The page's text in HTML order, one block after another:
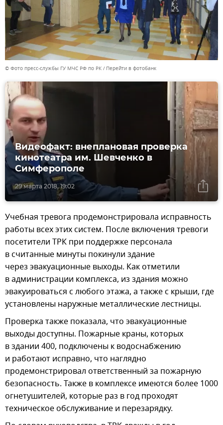
© Фото пресс-службы ГУ МЧС РФ по РК Перейти в фотобанк
29 марта 2018, 19:02
Видеофакт: внеплановая проверка
кинотеатра им. Шевченко в
Симферополе
Учебная тревога продемонстрировала исправность
работы всех этих систем. После включения тревоги
посетители ТРК при поддержке персонала
в считанные минуты покинули здание
через эвакуационные выходы. Как отметили
в администрации комплекса, из здания можно
эвакуироваться с любого этажа, а также с крыши, где
установлены наружные металлические лестницы.
Проверка также показала, что эвакуационные
выходы доступны. Пожарные краны, которых
в здании 400, подключены к водоснабжению
и работают исправно, что наглядно
продемонстрировал ответственный за пожарную
безопасность. Также в комплексе имеются более 1000
огнетушителей, которые раз в год проходят
техническое обслуживание и перезарядку.